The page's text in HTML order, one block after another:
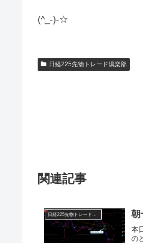
(^_-)-☆
日経225先物トレード倶楽部
関連記事
日経225先物トレード倶楽部 朝
本
の